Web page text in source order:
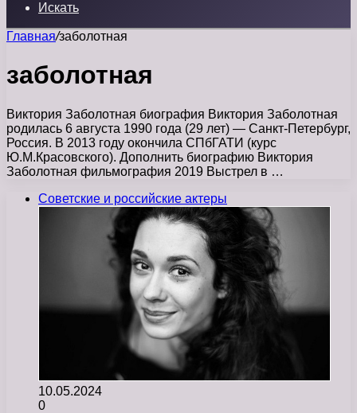
Искать
Главная/заболотная
заболотная
Виктория Заболотная биография Виктория Заболотная
родилась 6 августа 1990 года (29 лет) — Санкт-Петербург,
Россия. В 2013 году окончила СПбГАТИ (курс
Ю.М.Красовского). Дополнить биографию Виктория
Заболотная фильмография 2019 Выстрел в …
Советские и российские актеры
10.05.2024
0